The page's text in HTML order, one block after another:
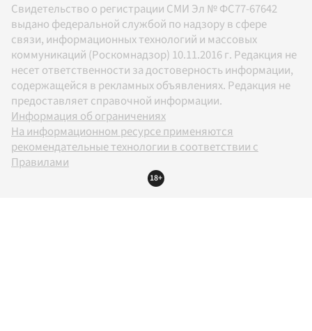
Свидетельство о регистрации СМИ Эл № ФС77-67642
выдано федеральной службой по надзору в сфере
связи, информационных технологий и массовых
коммуникаций (Роскомнадзор) 10.11.2016 г. Редакция не
несет ответственности за достоверность информации,
содержащейся в рекламных объявлениях. Редакция не
предоставляет справочной информации.
Информация об ограничениях
На информационном ресурсе применяются
рекомендательные технологии в соответствии с
Правилами
18+